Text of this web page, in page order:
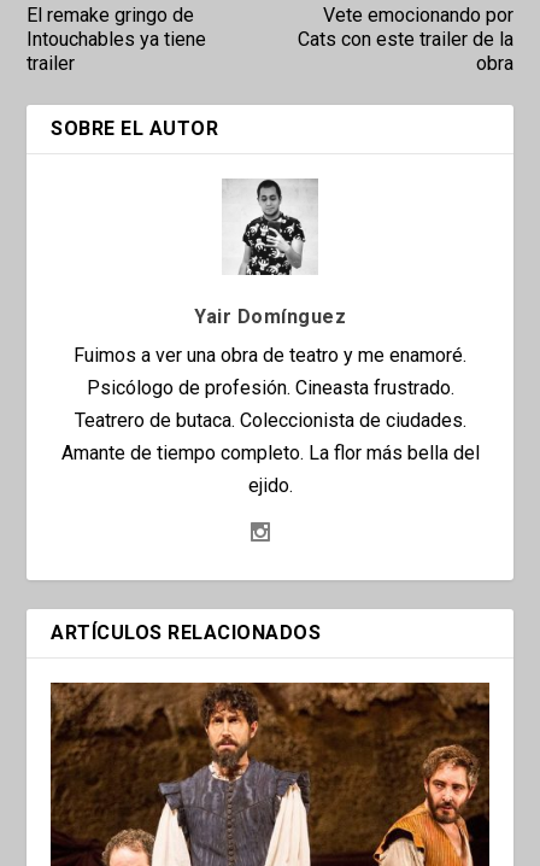
El remake gringo de
Intouchables ya tiene
trailer
Vete emocionando por
Cats con este trailer de la
obra
SOBRE EL AUTOR
Yair Domínguez
Fuimos a ver una obra de teatro y me enamoré.
Psicólogo de profesión. Cineasta frustrado.
Teatrero de butaca. Coleccionista de ciudades.
Amante de tiempo completo. La flor más bella del
ejido.
ARTÍCULOS RELACIONADOS